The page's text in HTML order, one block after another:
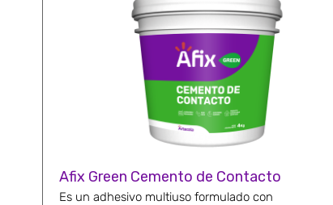
Afix Green Cemento de Contacto
Es un adhesivo multiuso formulado con